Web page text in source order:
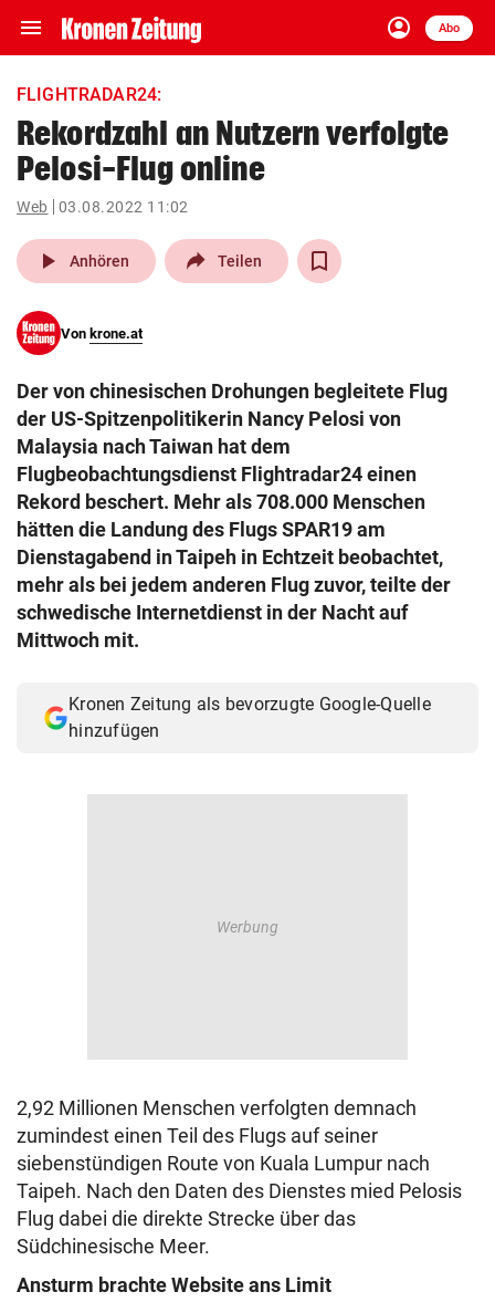
menu Navigation
ein-/ausklappen
account_circle
Anmelden
Abo
close Schließen
account_circle Anmelden
pin_drop
Wien arrow_right
search
eingeben
Muthgasse 2, 1190 Wien
FLIGHTRADAR24:
Rekordzahl an Nutzern verfolgte
Pelosi-Flug online
Web 03.08.2022 11:02
play_arrow Anhören Teilen
Von krone.at
Der von chinesischen Drohungen begleitete Flug
der US-Spitzenpolitikerin Nancy Pelosi von
Malaysia nach Taiwan hat dem
Flugbeobachtungsdienst Flightradar24 einen
Rekord beschert. Mehr als 708.000 Menschen
hätten die Landung des Flugs SPAR19 am
Dienstagabend in Taipeh in Echtzeit beobachtet,
mehr als bei jedem anderen Flug zuvor, teilte der
schwedische Internetdienst in der Nacht auf
Mittwoch mit.
Kronen Zeitung als bevorzugte Google-Quelle
hinzufügen
2,92 Millionen Menschen verfolgten demnach
zumindest einen Teil des Flugs auf seiner
siebenstündigen Route von Kuala Lumpur nach
Taipeh. Nach den Daten des Dienstes mied Pelosis
Flug dabei die direkte Strecke über das
Südchinesische Meer.
Ansturm brachte Website ans Limit